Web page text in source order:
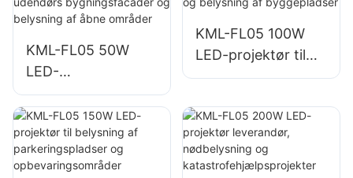
KML-FL05 50W
LED-
projektørleverandø
r til udendørs
bygningsfacader
og belysning af
KML-FL05 100W
LED-projektør til
bygningsfacader
byggepladser